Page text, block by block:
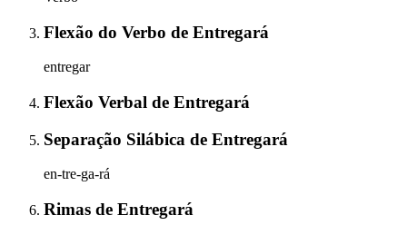
Flexão do Verbo de Entregará
entregar
Flexão Verbal de Entregará
Separação Silábica de Entregará
en-tre-ga-rá
Rimas de Entregará